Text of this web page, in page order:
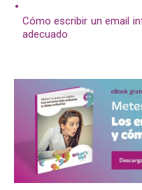
Cómo escribir un email
adecuado